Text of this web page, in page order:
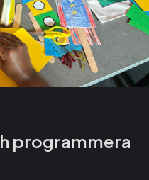
programmera